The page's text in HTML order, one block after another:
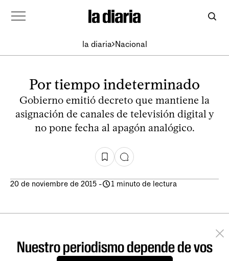
la diaria Nacional
Por tiempo indeterminado
Gobierno emitió decreto que mantiene la
asignación de canales de televisión digital y
no pone fecha al apagón analógico.
20 de noviembre de 2015 - 1 minuto de lectura
Nuestro periodismo depende de vos